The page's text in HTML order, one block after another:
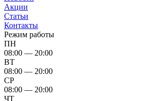
Акции
Статьи
Контакты
Режим работы
ПН
08:00 — 20:00
ВТ
08:00 — 20:00
СР
08:00 — 20:00
ЧТ